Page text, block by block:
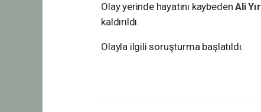
Olay yerinde hayatını kaybedenAli
kaldırıldı.
Olayla ilgili soruşturma başlatıldı.